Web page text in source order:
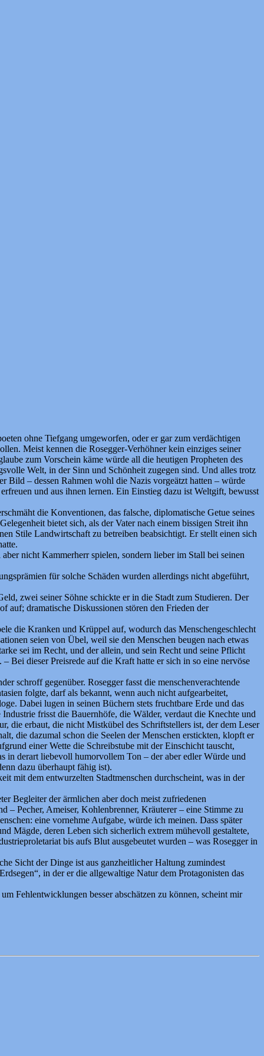
ohne Tiefgang umgeworfen, oder er gar zum verdächtigen
Meist kennen die Rosegger-Verhöhner kein einziges seiner
zum Vorschein käme würde all die heutigen Propheten des
Welt, in der Sinn und Schönheit zugegen sind. Und alles trotz
Bild – dessen Rahmen wohl die Nazis vorgeätzt hatten – würde
und aus ihnen lernen. Ein Einstieg dazu ist Weltgift, bewusst
die Konventionen, das falsche, diplomatische Getue seines
bietet sich, als der Vater nach einem bissigen Streit ihn
Stile Landwirtschaft zu betreiben beabsichtigt. Er stellt einen sich
nicht Kammerherr spielen, sondern lieber im Stall bei seinen
für solche Schäden wurden allerdings nicht abgeführt,
zwei seiner Söhne schickte er in die Stadt zum Studieren. Der
auf; dramatische Diskussionen stören den Frieden der
die Kranken und Krüppel auf, wodurch das Menschengeschlecht
seien von Übel, weil sie den Menschen beugen nach etwas
sei im Recht, und der allein, und sein Recht und seine Pflicht
Bei dieser Preisrede auf die Kraft hatte er sich in so eine nervöse
schroff gegenüber. Rosegger fasst die menschenverachtende
folgte, darf als bekannt, wenn auch nicht aufgearbeitet,
Dabei lugen in seinen Büchern stets fruchtbare Erde und das
frisst die Bauernhöfe, die Wälder, verdaut die Knechte und
die erbaut, die nicht Mistkübel des Schriftstellers ist, der dem Leser
die dazumal schon die Seelen der Menschen erstickten, klopft er
einer Wette die Schreibstube mit der Einschicht tauscht,
derart liebevoll humorvollem Ton – der aber edler Würde und
dazu überhaupt fähig ist).
mit dem entwurzelten Stadtmenschen durchscheint, was in der
Begleiter der ärmlichen aber doch meist zufriedenen
– Pecher, Ameiser, Kohlenbrenner, Kräuterer – eine Stimme zu
eine vornehme Aufgabe, würde ich meinen. Dass später
Mägde, deren Leben sich sicherlich extrem mühevoll gestaltete,
bis aufs Blut ausgebeutet wurden – was Rosegger in
Sicht der Dinge ist aus ganzheitlicher Haltung zumindest
in der er die allgewaltige Natur dem Protagonisten das
Fehlentwicklungen besser abschätzen zu können, scheint mir